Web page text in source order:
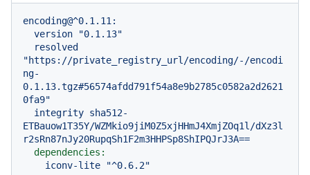
encoding@^0.1.11:
version
"0.1.13"
resolved
"https://private_registry_url/encoding/-/encodi
ng-
0.1.13.tgz#56574afdd791f54a8e9b2785c0582a2d2621
0fa9"
integrity sha512-
ETBauow1T35Y/WZMkio9jiM0Z5xjHHmJ4XmjZOq1l/dXz3l
r2sRn87nJy20RupqSh1F2m3HHPSp8ShIPQJrJ3A==
dependencies:
iconv-lite
"^0.6.2"